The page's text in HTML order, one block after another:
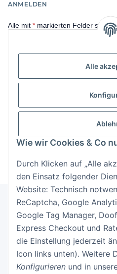
Alle
Wie wir Cookies & Co
Durch Klicken auf „Alle
den Einsatz folgender
Website: Technisch
ReCaptcha, Google
Google Tag Manager,
Express Checkout und
die Einstellung jederzeit
Icon links unten). Weitere
Konfigurieren und in
ANMELDEN
Alle mit * markierten Felder sind
Neu hier? Jetzt registrieren!
Informationen
Gesetzliche Informationen